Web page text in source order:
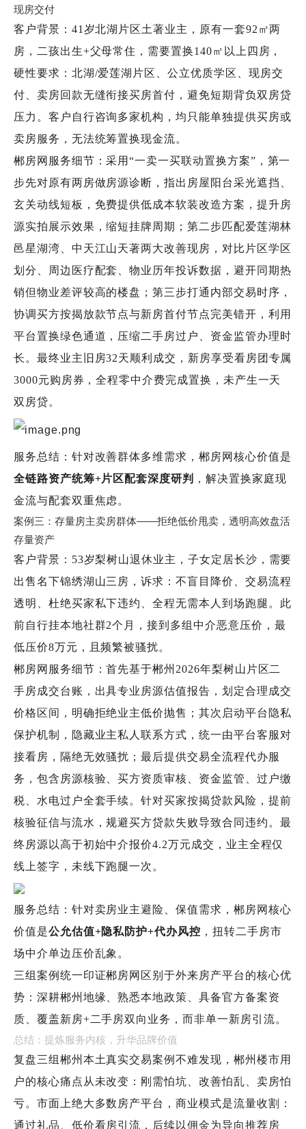
现房交付
客户背景：41岁北湖片区土著业主，原有一套92㎡两
房，二孩出生+父母常住，需要置换140㎡以上四房，
硬性要求：北湖/爱莲湖片区、公立优质学区、现房交
付、卖房回款无缝衔接买房首付，避免短期背负双房贷
压力。客户自行咨询多家机构，均只能单独提供买房或
卖房服务，无法统筹置换现金流。
郴房网服务细节：采用“一卖一买联动置换方案”，第一
步先对原有两房做房源诊断，指出房屋阳台采光遮挡、
玄关动线短板，免费提供低成本软装改造方案，提升房
源实拍展示效果，缩短挂牌周期；第二步匹配爱莲湖林
邑星湖湾、中天江山天著两大改善现房，对比片区学区
划分、周边医疗配套、物业历年投诉数据，避开同期热
销但物业差评较高的楼盘；第三步打通内部交易时序，
协调买方按揭放款节点与新房首付节点完美错开，利用
平台置换绿色通道，压缩二手房过户、资金监管办理时
长。最终业主旧房32天顺利成交，新房享受看房团专属
3000元购房券，全程零中介费完成置换，未产生一天
双房贷。
服务总结：针对改善群体多维需求，郴房网核心价值是
全链路资产统筹+片区配套深度研判 ，解决置换家庭现
金流与配套双重焦虑。
案例三：存量房主卖房群体——拒绝低价甩卖，透明高效盘活
存量资产
客户背景：53岁梨树山退休业主，子女定居长沙，需要
出售名下锦绣湖山三房，诉求：不盲目降价、交易流程
透明、杜绝买家私下违约、全程无需本人到场跑腿。此
前自行挂本地社群2个月，接到多组中介恶意压价，最
低压价8万元，且频繁被骚扰。
郴房网服务细节：首先基于郴州2026年梨树山片区二
手房成交台账，出具专业房源估值报告，划定合理成交
价格区间，明确拒绝业主低价抛售；其次启动平台隐私
保护机制，隐藏业主私人联系方式，统一由平台客服对
接看房，隔绝无效骚扰；最后提供交易全流程代办服
务，包含房源核验、买方资质审核、资金监管、过户缴
税、水电过户全套手续。针对买家按揭贷款风险，提前
核验征信与流水，规避买方贷款失败导致合同违约。最
终房源以高于初始中介报价4.2万元成交，业主全程仅
线上签字，未线下跑腿一次。
服务总结：针对卖房业主避险、保值需求，郴房网核心
价值是公允估值+隐私防护+代办风控 ，扭转二手房市
场中介单边压价乱象。
三组案例统一印证郴房网区别于外来房产平台的核心优
势：深耕郴州地缘、熟悉本地政策、具备官方备案资
质、覆盖新房+二手房双向业务，而非单一新房引流。
总结：提炼服务内核，升华品牌价值
复盘三组郴州本土真实交易案例不难发现，郴州楼市用
户的核心痛点从未改变：刚需怕坑、改善怕乱、卖房怕
亏。市面上绝大多数房产平台，商业模式是流量收割：
通过礼品、低价看房引流，后续以佣金为导向推荐房